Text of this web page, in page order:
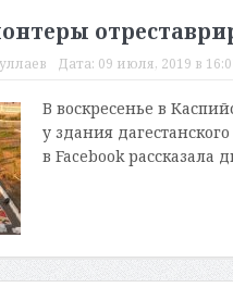
Дата: 09 июля, 2019 в
В воскресенье в
у здания
в Facebook рассказала